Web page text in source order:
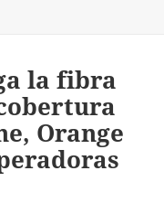
la fibra
Orange